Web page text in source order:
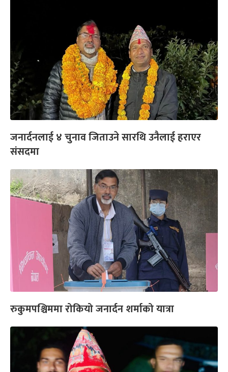
जनार्दनलाई ४ चुनाव जिताउने सारथि उनैलाई हराएर
संसदमा
रुकुमपश्चिममा रोकियो जनार्दन शर्माको यात्रा